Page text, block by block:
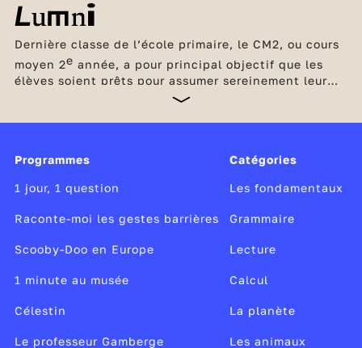
Dernière classe de l’école primaire, le CM2, ou cours
moyen 2e année, a pour principal objectif que les
élèves soient prêts pour assumer sereinement leur
future entrée au collège. Les bases en français et en
de calcul et de résolution de problèmes. Des
enseignements obligatoires à l'école élémentaire.
Programmes
1 jour, 1 question
Raconte-moi les gestes barrières
Scooby-Doo en Europe
1 minute au musée
Célestin
Le professeur Gamberge
Catégories
Les fondamentaux
Grammaire
Lecture
Calcul
La planète
Les animaux